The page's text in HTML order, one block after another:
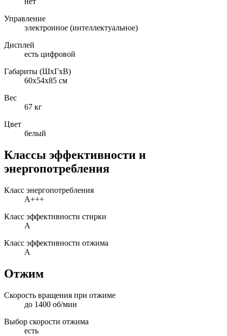
Управление
электронное (интеллектуальное)
Дисплей
есть цифровой
Габариты (ШxГxВ)
60x54x85 см
Вес
67 кг
Цвет
белый
Классы эффективности и
энергопотребления
Класс энергопотребления
A+++
Класс эффективности стирки
A
Класс эффективности отжима
A
Отжим
Скорость вращения при отжиме
до 1400 об/мин
Выбор скорости отжима
есть